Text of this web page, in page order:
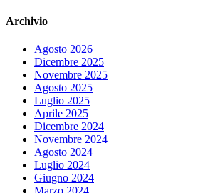
Archivio
Agosto 2026
Dicembre 2025
Novembre 2025
Agosto 2025
Luglio 2025
Aprile 2025
Dicembre 2024
Novembre 2024
Agosto 2024
Luglio 2024
Giugno 2024
Marzo 2024